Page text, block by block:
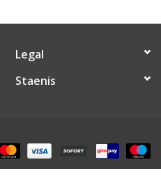
Legal
Staenis